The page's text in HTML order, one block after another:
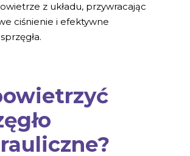
z układu, przywracając
ciśnienie i efektywne